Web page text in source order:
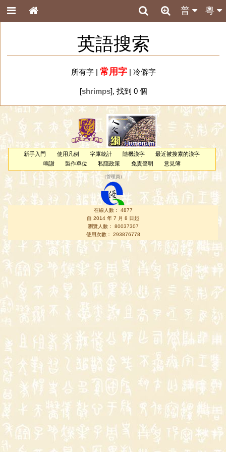
粵
普
英語搜索
所有字| 常用字| 冷僻字
[shrimps], 找到 0 個
新手入門 使用凡例 字庫統計 隨機漢字
最近被搜索的漢字
鳴謝
製作單位 私隱政策 免責聲明 意見簿
（管理員 ）
在線人數： 4877
自 2014 年 7 月 8 日起
瀏覽人數： 80037307
使用次數： 293876778